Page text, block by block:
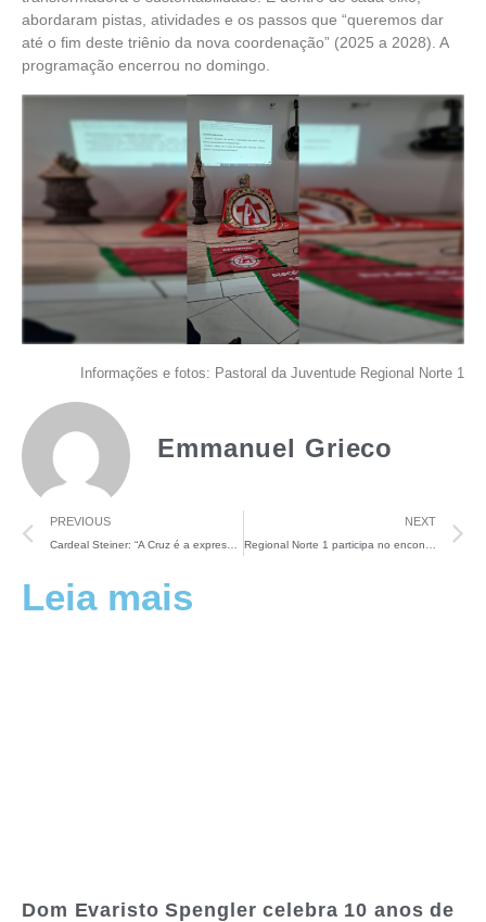
Leia mais
Dom Evaristo Spengler celebra 10 anos de
abordaram pistas, atividades e os passos que “queremos dar
até o fim deste triênio da nova coordenação” (2025 a 2028). A
programação encerrou no domingo.
Informações e fotos: Pastoral da Juventude Regional Norte 1
Emmanuel Grieco
PREVIOUS NEXT